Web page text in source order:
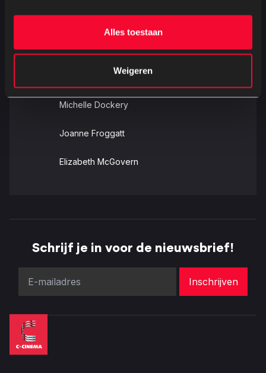
Alles toestaan
Weigeren
Michelle Dockery
Joanne Froggatt
Elizabeth McGovern
Schrijf je in voor de nieuwsbrief!